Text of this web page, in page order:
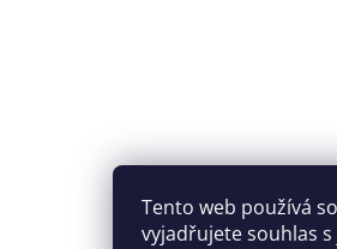
Tento web používá
vyjadřujete souhlas